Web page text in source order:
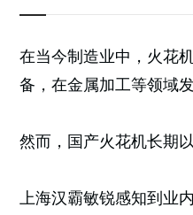
在当今制造业中，火花
备，在金属加工等领域
然而，国产火花机长期
上海汉霸敏锐感知到业